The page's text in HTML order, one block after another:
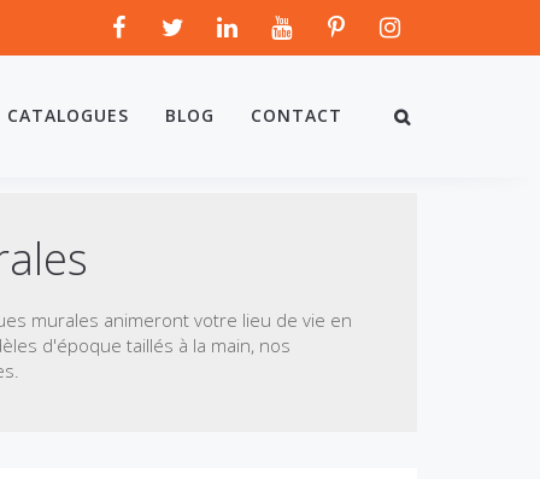
CATALOGUES BLOG CONTACT
murales animeront votre lieu de vie en
d'époque taillés à la main, nos